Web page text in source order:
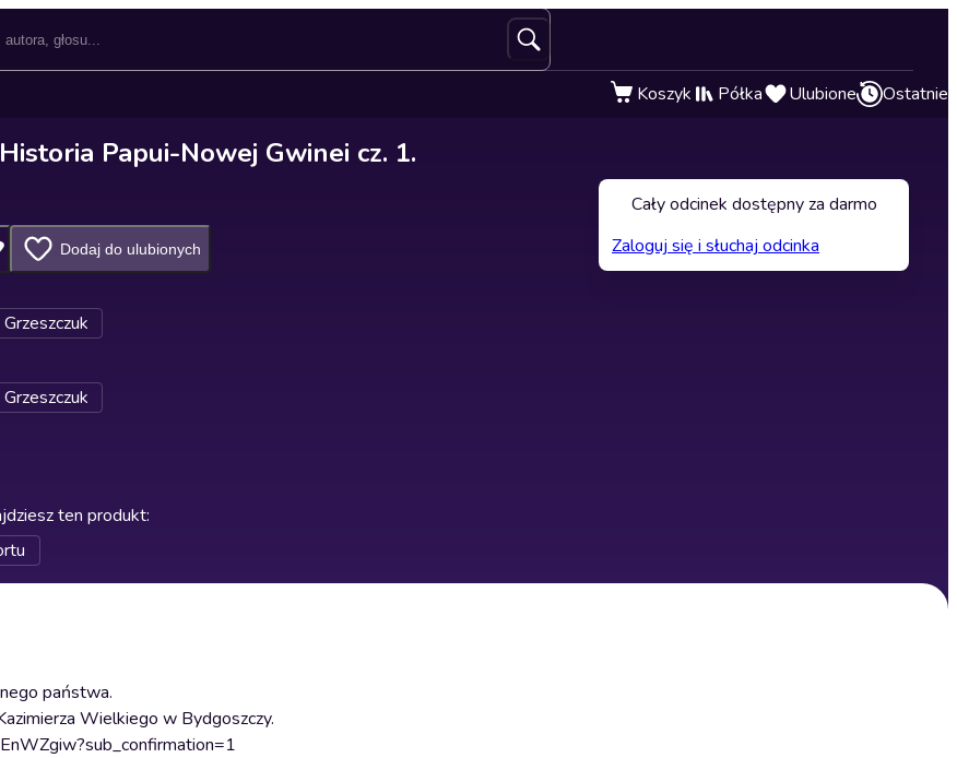
Koszyk Półka Ulubione Ostatnie
Papui-Nowej Gwinei cz. 1.
Dodaj do ulubionych
ten produkt:
państwa.
Wielkiego w Bydgoszczy.
Cały odcinek dostępny za darmo
Zaloguj się i słuchaj odcinka